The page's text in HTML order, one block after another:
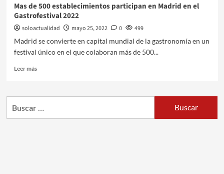
Mas de 500 establecimientos participan en Madrid en el
Gastrofestival 2022
soloactualidad mayo 25, 2022 0
499
Madrid se convierte en capital mundial de la gastronomía en un
festival único en el que colaboran más de 500...
Leer más